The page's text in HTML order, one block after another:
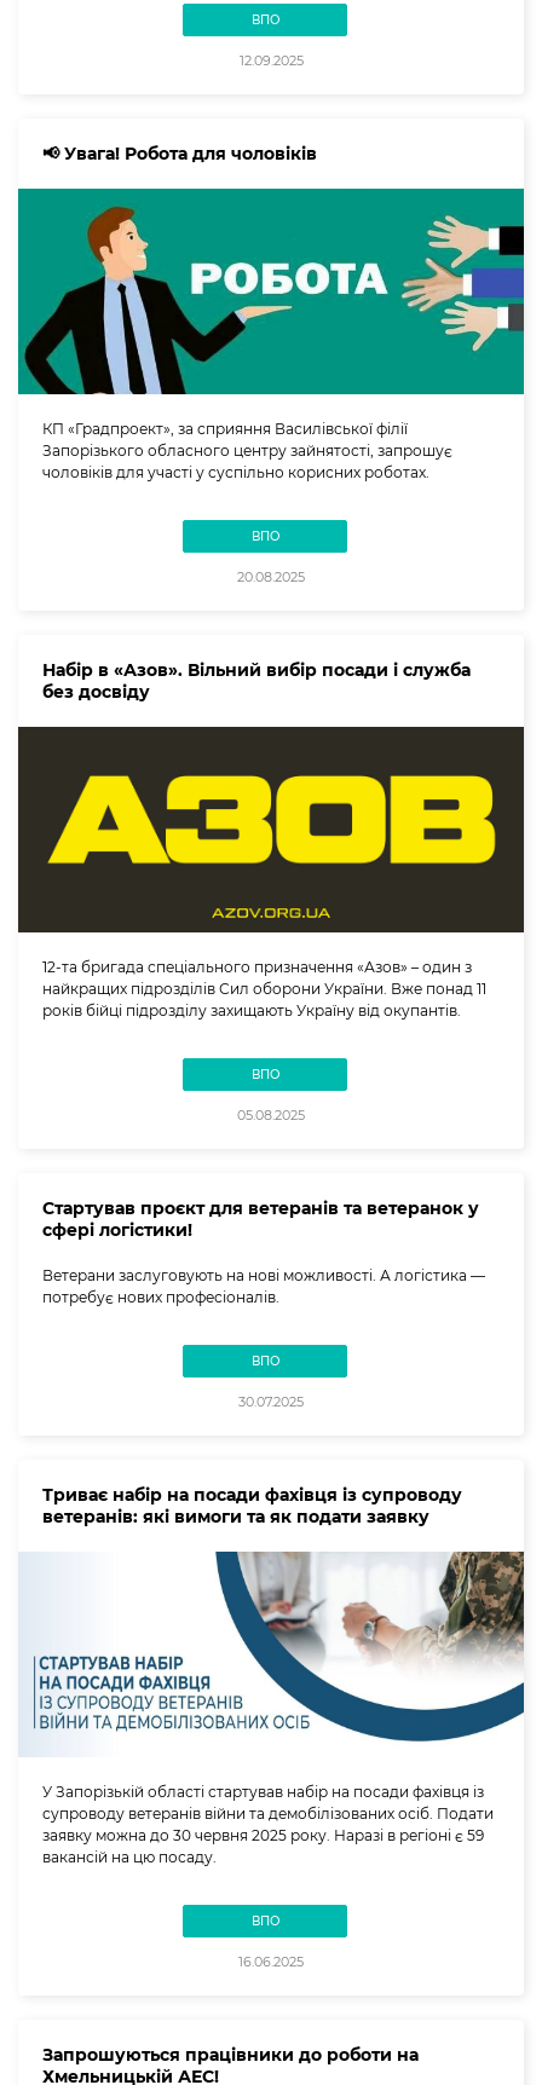
ВПО
12.09.2025
📢 Увага! Робота для чоловіків
КП «Градпроект», за сприяння Василівської філії
Запорізького обласного центру зайнятості, запрошує
чоловіків для участі у суспільно корисних роботах.
ВПО
20.08.2025
Набір в «Азов». Вільний вибір посади і служба
без досвіду
12-та бригада спеціального призначення «Азов» – один з
найкращих підрозділів Сил оборони України. Вже понад 11
років бійці підрозділу захищають Україну від окупантів.
ВПО
05.08.2025
Стартував проєкт для ветеранів та ветеранок у
сфері логістики!
Ветерани заслуговують на нові можливості. А логістика —
потребує нових професіоналів.
ВПО
30.07.2025
Триває набір на посади фахівця із супроводу
ветеранів: які вимоги та як подати заявку
У Запорізькій області стартував набір на посади фахівця із
супроводу ветеранів війни та демобілізованих осіб. Подати
заявку можна до 30 червня 2025 року. Наразі в регіоні є 59
вакансій на цю посаду.
ВПО
16.06.2025
Запрошуються працівники до роботи на
Хмельницькій АЕС!